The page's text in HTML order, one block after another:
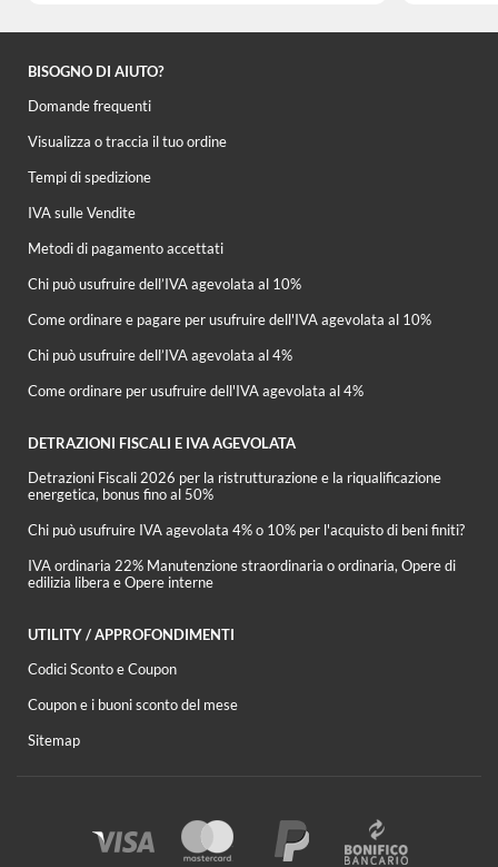
BISOGNO DI AIUTO?
Domande frequenti
Visualizza o traccia il tuo ordine
Tempi di spedizione
IVA sulle Vendite
Metodi di pagamento accettati
Chi può usufruire dell’IVA agevolata al 10%
Come ordinare e pagare per usufruire dell'IVA agevolata al 10%
Chi può usufruire dell’IVA agevolata al 4%
Come ordinare per usufruire dell'IVA agevolata al 4%
DETRAZIONI FISCALI E IVA AGEVOLATA
Detrazioni Fiscali 2026 per la ristrutturazione e la riqualificazione
energetica, bonus fino al 50%
Chi può usufruire IVA agevolata 4% o 10% per l'acquisto di beni finiti?
IVA ordinaria 22% Manutenzione straordinaria o ordinaria, Opere di
edilizia libera e Opere interne
UTILITY / APPROFONDIMENTI
Codici Sconto e Coupon
Coupon e i buoni sconto del mese
Sitemap